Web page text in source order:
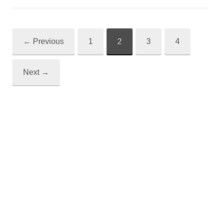
Post
navigation
← Previous 1 2 3 4
Next →